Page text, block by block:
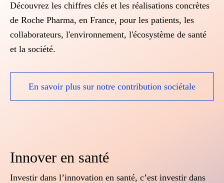
Découvrez les chiffres clés et les réalisations concrètes
de Roche Pharma, en France, pour les patients, les
collaborateurs, l'environnement, l'écosystème de santé
et la société.
En savoir plus sur notre contribution sociétale
Innover en santé
Investir dans l’innovation en santé, c’est investir dans